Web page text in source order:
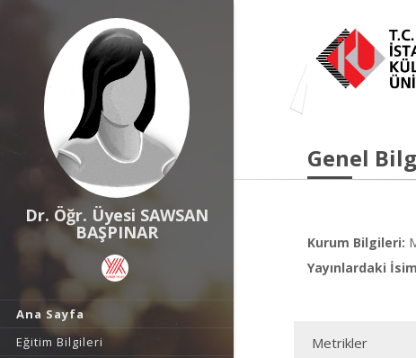
Dr. Öğr. Üyesi SAWSAN
BAŞPINAR
Ana Sayfa
Eğitim Bilgileri
Genel
Kurum Bilgileri:
Yayınlardaki
Metrikler